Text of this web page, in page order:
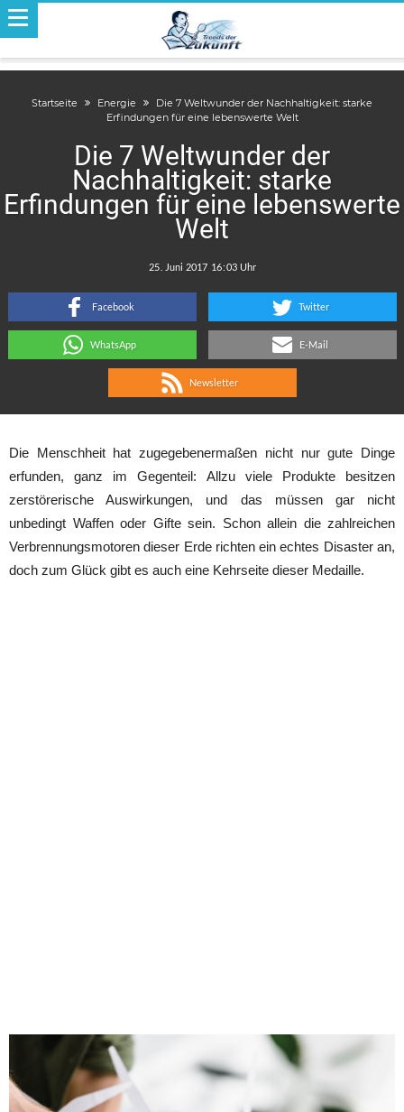
Startseite Energie
Die 7 Weltwunder der Nachhaltigkeit: starke
Erfindungen für eine lebenswerte Welt
Die 7 Weltwunder der
Nachhaltigkeit: starke
Erfindungen für eine lebenswerte
Welt
:
Facebook Twitter
WhatsApp E-Mail
Newsletter
Die Menschheit hat zugegebenermaßen nicht nur gute Dinge
erfunden, ganz im Gegenteil: Allzu viele Produkte besitzen
zerstörerische Auswirkungen, und das müssen gar nicht
unbedingt Waffen oder Gifte sein. Schon allein die zahlreichen
Verbrennungsmotoren dieser Erde richten ein echtes Disaster an,
doch zum Glück gibt es auch eine Kehrseite dieser Medaille.